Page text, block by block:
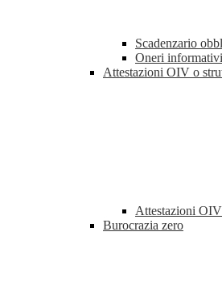
Scadenzario
Oneri
Attestazioni OIV o
Attestazioni
Burocrazia zero